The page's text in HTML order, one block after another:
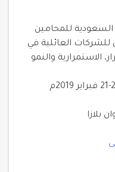
للمحامين
العائلية في
الاستمرارية والنمو